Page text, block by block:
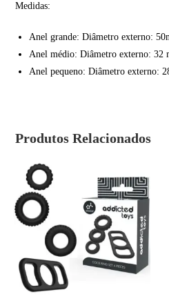
Medidas:
Anel grande: Diâmetro externo:
Anel médio: Diâmetro externo: 32
Anel pequeno: Diâmetro externo:
Produtos Relacionados